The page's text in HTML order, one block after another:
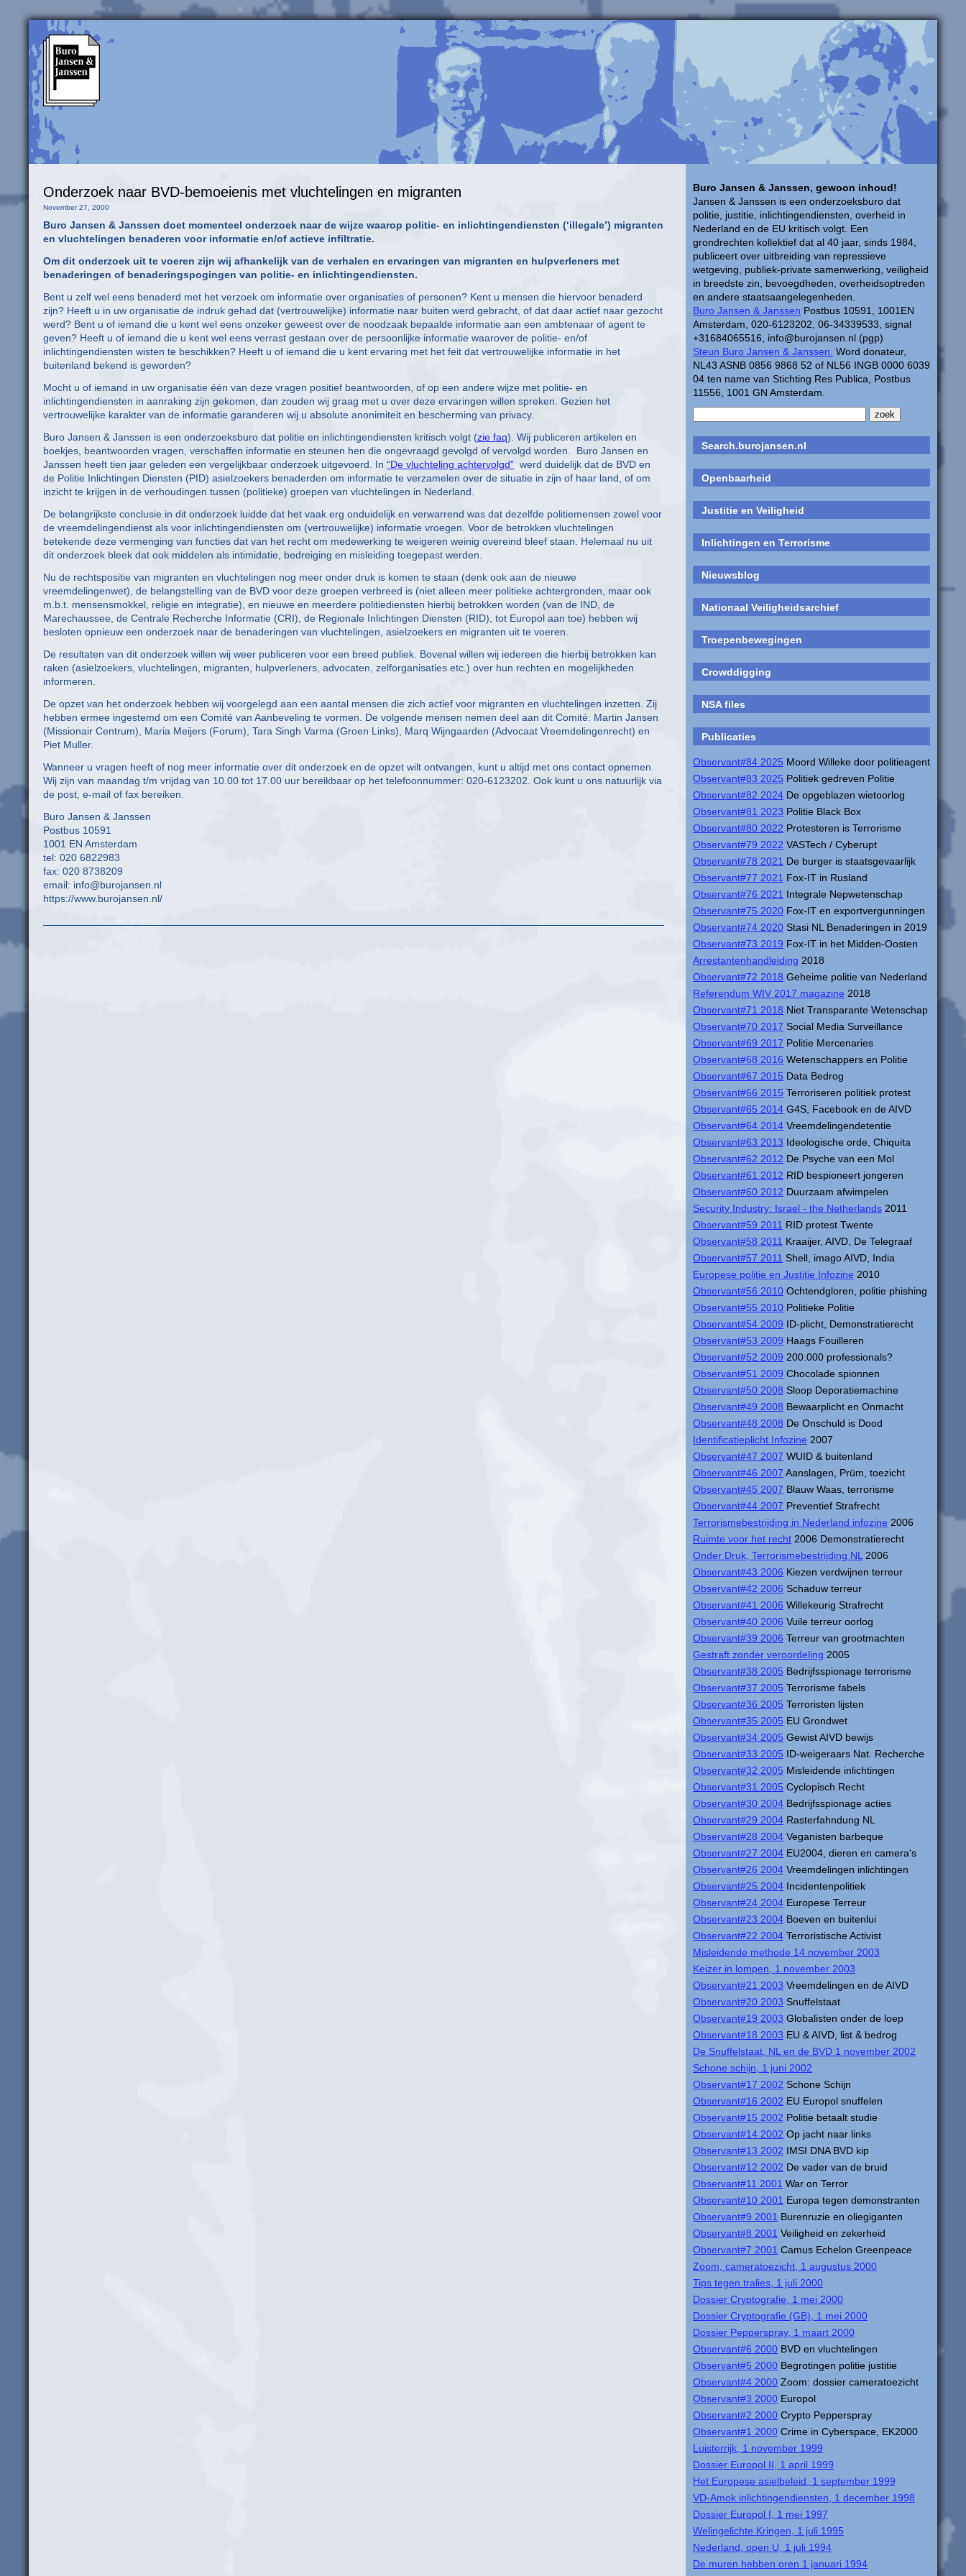
Buro Jansen & Janssen, gewoon inhoud!
Jansen & Janssen is een onderzoeksburo dat
politie, justitie, inlichtingendiensten, overheid in
Nederland en de EU kritisch volgt. Een
grondrechten kollektief dat al 40 jaar, sinds 1984,
publiceert over uitbreiding van repressieve
wetgeving, publiek-private samenwerking, veiligheid
in breedste zin, bevoegdheden, overheidsoptreden
en andere staatsaangelegenheden.
Buro Jansen & Janssen Postbus 10591, 1001EN
Amsterdam, 020-6123202, 06-34339533, signal
+31684065516, info@burojansen.nl (pgp)
Steun Buro Jansen & Janssen. Word donateur,
NL43 ASNB 0856 9868 52 of NL56 INGB 0000 6039
04 ten name van Stichting Res Publica, Postbus
11556, 1001 GN Amsterdam.
Search.burojansen.nl
Openbaarheid
Justitie en Veiligheid
Inlichtingen en Terrorisme
Nieuwsblog
Nationaal Veiligheidsarchief
Troepenbewegingen
Crowddigging
NSA files
Publicaties
Observant#84 2025 Moord Willeke door politieagent
Observant#83 2025 Politiek gedreven Politie
Observant#82 2024 De opgeblazen wietoorlog
Observant#81 2023 Politie Black Box
Observant#80 2022 Protesteren is Terrorisme
Observant#79 2022 VASTech / Cyberupt
Observant#78 2021 De burger is staatsgevaarlijk
Observant#77 2021 Fox-IT in Rusland
Observant#76 2021 Integrale Nepwetenschap
Observant#75 2020 Fox-IT en exportvergunningen
Observant#74 2020 Stasi NL Benaderingen in 2019
Observant#73 2019 Fox-IT in het Midden-Oosten
Arrestantenhandleiding 2018
Observant#72 2018 Geheime politie van Nederland
Referendum WIV 2017 magazine 2018
Observant#71 2018 Niet Transparante Wetenschap
Observant#70 2017 Social Media Surveillance
Observant#69 2017 Politie Mercenaries
Observant#68 2016 Wetenschappers en Politie
Observant#67 2015 Data Bedrog
Observant#66 2015 Terroriseren politiek protest
Observant#65 2014 G4S, Facebook en de AIVD
Observant#64 2014 Vreemdelingendetentie
Observant#63 2013 Ideologische orde, Chiquita
Observant#62 2012 De Psyche van een Mol
Observant#61 2012 RID bespioneert jongeren
Observant#60 2012 Duurzaam afwimpelen
Security Industry: Israel - the Netherlands 2011
Observant#59 2011 RID protest Twente
Observant#58 2011 Kraaijer, AIVD, De Telegraaf
Observant#57 2011 Shell, imago AIVD, India
Europese politie en Justitie Infozine 2010
Observant#56 2010 Ochtendgloren, politie phishing
Observant#55 2010 Politieke Politie
Observant#54 2009 ID-plicht, Demonstratierecht
Observant#53 2009 Haags Fouilleren
Observant#52 2009 200.000 professionals?
Observant#51 2009 Chocolade spionnen
Observant#50 2008 Sloop Deporatiemachine
Observant#49 2008 Bewaarplicht en Onmacht
Observant#48 2008 De Onschuld is Dood
Identificatieplicht Infozine 2007
Observant#47 2007 WUID & buitenland
Observant#46 2007 Aanslagen, Prüm, toezicht
Observant#45 2007 Blauw Waas, terrorisme
Observant#44 2007 Preventief Strafrecht
Terrorismebestrijding in Nederland infozine 2006
Ruimte voor het recht 2006 Demonstratierecht
Onder Druk, Terrorismebestrijding NL 2006
Observant#43 2006 Kiezen verdwijnen terreur
Observant#42 2006 Schaduw terreur
Observant#41 2006 Willekeurig Strafrecht
Observant#40 2006 Vuile terreur oorlog
Observant#39 2006 Terreur van grootmachten
Gestraft zonder veroordeling 2005
Observant#38 2005 Bedrijfsspionage terrorisme
Observant#37 2005 Terrorisme fabels
Observant#36 2005 Terroristen lijsten
Observant#35 2005 EU Grondwet
Observant#34 2005 Gewist AIVD bewijs
Observant#33 2005 ID-weigeraars Nat. Recherche
Observant#32 2005 Misleidende inlichtingen
Observant#31 2005 Cyclopisch Recht
Observant#30 2004 Bedrijfsspionage acties
Observant#29 2004 Rasterfahndung NL
Observant#28 2004 Veganisten barbeque
Observant#27 2004 EU2004, dieren en camera's
Observant#26 2004 Vreemdelingen inlichtingen
Observant#25 2004 Incidentenpolitiek
Observant#24 2004 Europese Terreur
Observant#23 2004 Boeven en buitenlui
Observant#22 2004 Terroristische Activist
Misleidende methode 14 november 2003
Keizer in lompen, 1 november 2003
Observant#21 2003 Vreemdelingen en de AIVD
Observant#20 2003 Snuffelstaat
Observant#19 2003 Globalisten onder de loep
Observant#18 2003 EU & AIVD, list & bedrog
De Snuffelstaat, NL en de BVD 1 november 2002
Schone schijn, 1 juni 2002
Observant#17 2002 Schone Schijn
Observant#16 2002 EU Europol snuffelen
Observant#15 2002 Politie betaalt studie
Observant#14 2002 Op jacht naar links
Observant#13 2002 IMSI DNA BVD kip
Observant#12 2002 De vader van de bruid
Observant#11 2001 War on Terror
Observant#10 2001 Europa tegen demonstranten
Observant#9 2001 Burenruzie en oliegiganten
Observant#8 2001 Veiligheid en zekerheid
Observant#7 2001 Camus Echelon Greenpeace
Zoom, cameratoezicht, 1 augustus 2000
Tips tegen tralies, 1 juli 2000
Dossier Cryptografie, 1 mei 2000
Dossier Cryptografie (GB), 1 mei 2000
Dossier Pepperspray, 1 maart 2000
Observant#6 2000 BVD en vluchtelingen
Observant#5 2000 Begrotingen politie justitie
Observant#4 2000 Zoom: dossier cameratoezicht
Observant#3 2000 Europol
Observant#2 2000 Crypto Pepperspray
Observant#1 2000 Crime in Cyberspace, EK2000
Luisterrijk, 1 november 1999
Dossier Europol II, 1 april 1999
Het Europese asielbeleid, 1 september 1999
VD-Amok inlichtingendiensten, 1 december 1998
Dossier Europol I, 1 mei 1997
Welingelichte Kringen, 1 juli 1995
Nederland, open U, 1 juli 1994
De muren hebben oren 1 januari 1994
Onderzoek naar BVD-bemoeienis met vluchtelingen en migranten
November 27, 2000
Buro Jansen & Janssen doet momenteel onderzoek naar de wijze waarop politie- en inlichtingendiensten (‘illegale’) migranten
en vluchtelingen benaderen voor informatie en/of actieve infiltratie.
Om dit onderzoek uit te voeren zijn wij afhankelijk van de verhalen en ervaringen van migranten en hulpverleners met
benaderingen of benaderingspogingen van politie- en inlichtingendiensten.
Bent u zelf wel eens benaderd met het verzoek om informatie over organisaties of personen? Kent u mensen die hiervoor benaderd
zijn? Heeft u in uw organisatie de indruk gehad dat (vertrouwelijke) informatie naar buiten werd gebracht, of dat daar actief naar gezocht
werd? Bent u of iemand die u kent wel eens onzeker geweest over de noodzaak bepaalde informatie aan een ambtenaar of agent te
geven? Heeft u of iemand die u kent wel eens verrast gestaan over de persoonlijke informatie waarover de politie- en/of
inlichtingendiensten wisten te beschikken? Heeft u of iemand die u kent ervaring met het feit dat vertrouwelijke informatie in het
buitenland bekend is geworden?
Mocht u of iemand in uw organisatie één van deze vragen positief beantwoorden, of op een andere wijze met politie- en
inlichtingendiensten in aanraking zijn gekomen, dan zouden wij graag met u over deze ervaringen willen spreken. Gezien het
vertrouwelijke karakter van de informatie garanderen wij u absolute anonimiteit en bescherming van privacy.
Buro Jansen & Janssen is een onderzoeksburo dat politie en inlichtingendiensten kritisch volgt (zie faq). Wij publiceren artikelen en
boekjes, beantwoorden vragen, verschaffen informatie en steunen hen die ongevraagd gevolgd of vervolgd worden. Buro Jansen en
Janssen heeft tien jaar geleden een vergelijkbaar onderzoek uitgevoerd. In “De vluchteling achtervolgd” werd duidelijk dat de BVD en
de Politie Inlichtingen Diensten (PID) asielzoekers benaderden om informatie te verzamelen over de situatie in zijn of haar land, of om
inzicht te krijgen in de verhoudingen tussen (politieke) groepen van vluchtelingen in Nederland.
De belangrijkste conclusie in dit onderzoek luidde dat het vaak erg onduidelijk en verwarrend was dat dezelfde politiemensen zowel voor
de vreemdelingendienst als voor inlichtingendiensten om (vertrouwelijke) informatie vroegen. Voor de betrokken vluchtelingen
betekende deze vermenging van functies dat van het recht om medewerking te weigeren weinig overeind bleef staan. Helemaal nu uit
dit onderzoek bleek dat ook middelen als intimidatie, bedreiging en misleiding toegepast werden.
Nu de rechtspositie van migranten en vluchtelingen nog meer onder druk is komen te staan (denk ook aan de nieuwe
vreemdelingenwet), de belangstelling van de BVD voor deze groepen verbreed is (niet alleen meer politieke achtergronden, maar ook
m.b.t. mensensmokkel, religie en integratie), en nieuwe en meerdere politiediensten hierbij betrokken worden (van de IND, de
Marechaussee, de Centrale Recherche Informatie (CRI), de Regionale Inlichtingen Diensten (RID), tot Europol aan toe) hebben wij
besloten opnieuw een onderzoek naar de benaderingen van vluchtelingen, asielzoekers en migranten uit te voeren.
De resultaten van dit onderzoek willen wij weer publiceren voor een breed publiek. Bovenal willen wij iedereen die hierbij betrokken kan
raken (asielzoekers, vluchtelingen, migranten, hulpverleners, advocaten, zelforganisaties etc.) over hun rechten en mogelijkheden
informeren.
De opzet van het onderzoek hebben wij voorgelegd aan een aantal mensen die zich actief voor migranten en vluchtelingen inzetten. Zij
hebben ermee ingestemd om een Comité van Aanbeveling te vormen. De volgende mensen nemen deel aan dit Comité: Martin Jansen
(Missionair Centrum), Maria Meijers (Forum), Tara Singh Varma (Groen Links), Marq Wijngaarden (Advocaat Vreemdelingenrecht) en
Piet Muller.
Wanneer u vragen heeft of nog meer informatie over dit onderzoek en de opzet wilt ontvangen, kunt u altijd met ons contact opnemen.
Wij zijn van maandag t/m vrijdag van 10.00 tot 17.00 uur bereikbaar op het telefoonnummer: 020-6123202. Ook kunt u ons natuurlijk via
de post, e-mail of fax bereiken.
Buro Jansen & Janssen
Postbus 10591
1001 EN Amsterdam
tel: 020 6822983
fax: 020 8738209
email: info@burojansen.nl
https://www.burojansen.nl/